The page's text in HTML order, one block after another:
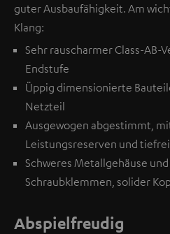
guter Ausbaufähigkeit. Am
Klang:
Sehr rauscharmer Class-AB-
Endstufe
Üppig dimensionierte
Netzteil
Ausgewogen abgestimmt,
Leistungsreserven und
Schweres Metallgehäuse
Schraubklemmen, solider
Abspielfreudig